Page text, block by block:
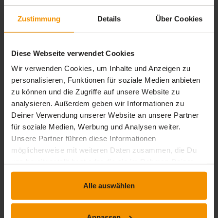
Zustimmung Details Über Cookies
Diese Webseite verwendet Cookies
Wir verwenden Cookies, um Inhalte und Anzeigen zu
personalisieren, Funktionen für soziale Medien anbieten
zu können und die Zugriffe auf unsere Website zu
analysieren. Außerdem geben wir Informationen zu
Deiner Verwendung unserer Website an unsere Partner
für soziale Medien, Werbung und Analysen weiter.
Unsere Partner führen diese Informationen
möglicherweise mit weiteren Daten zusammen, die Du
Nutzung der Dienste gesammelt haben.
Alle auswählen
5stars: 0
Bewertungen
3stars: 0
Bewertungen
2 stars: 0
1 stars: 0
Bewertungen
Rezensionen
star_border